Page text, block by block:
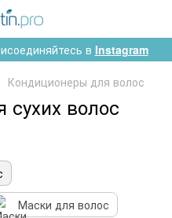
в Instagram
Кондиционеры для волос
волос
Маски для волос